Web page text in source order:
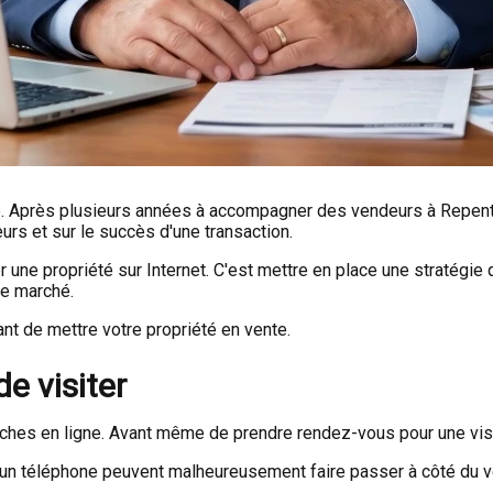
plusieurs années à accompagner des vendeurs à
et sur le succès d'une transaction.
une propriété sur Internet. C'est mettre en place une
marché.
de mettre votre propriété en vente.
visiter
en ligne. Avant même de prendre rendez-vous pour une
téléphone peuvent malheureusement faire passer à côté du